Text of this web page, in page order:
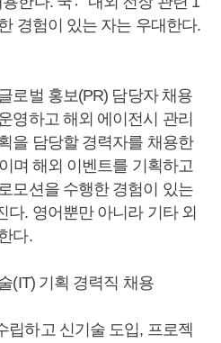
경험이 있는 자는 우대한다.
로벌 홍보(PR) 담당자 채용
영하고 해외 에이전시 관리
을 담당할 경력자를 채용한
며 해외 이벤트를 기획하고
모션을 수행한 경험이 있는
다. 영어뿐만 아니라 기타 외
다.
(IT) 기획 경력직 채용
립하고 신기술 도입, 프로젝